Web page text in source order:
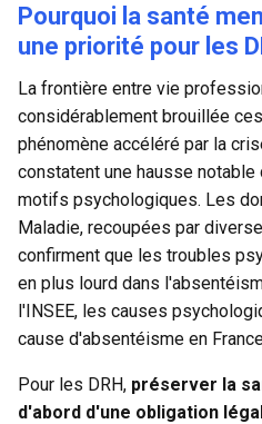
Pourquoi la santé
une priorité pour les
La frontière entre vie
considérablement brouillée
phénomène accéléré par la
constatent une hausse
motifs psychologiques. Les
Maladie, recoupées par
confirment que les troubles
en plus lourd dans
l'INSEE, les causes
cause d'absentéisme en
Pour les DRH, préserver la
d'abord d'une obligation